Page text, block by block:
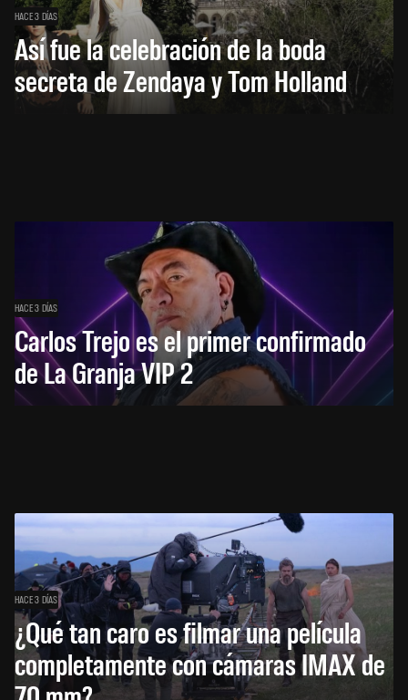
HACE 3 DÍAS
Así fue la celebración de la boda
secreta de Zendaya y Tom Holland
HACE 3 DÍAS
Carlos Trejo es el primer confirmado
de La Granja VIP 2
HACE 3 DÍAS
¿Qué tan caro es filmar una película
completamente con cámaras IMAX de